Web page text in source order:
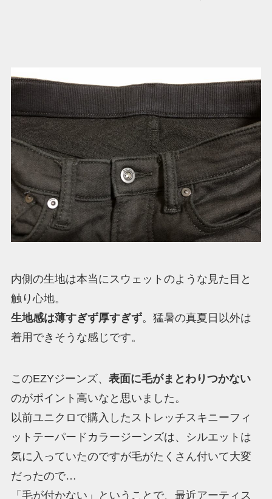
内側の生地は本当にスウェットのような見た目と
触り心地。
生地感は薄すぎず厚すぎず。猛暑の真夏日以外は
着用できそうな感じです。
このEZYジーンズ、 表面に毛がまとわりつかない
のがポイント高いなと思いました。
以前ユニクロで購入したストレッチスキニーフィ
ットテーパードカラージーンズは、シルエットは
気に入っていたのですが毛がたくさん付いて大変
だったので…
「毛が付かない」ということで、最近アーティス